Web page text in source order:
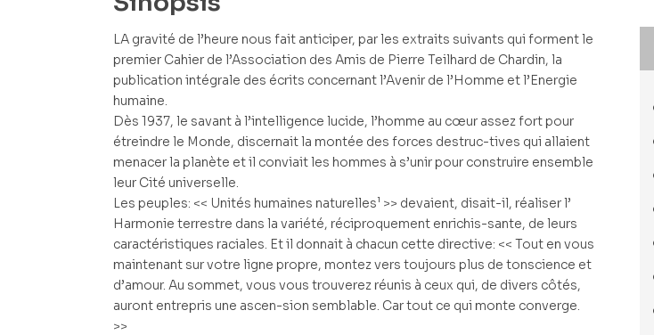
LA gravité de l’heure nous fait anticiper, par les extraits suivants qui forment le
premier Cahier de l’Association des Amis de Pierre Teilhard de Chardin, la
publication intégrale des écrits concernant l’Avenir de l’Homme et l’Energie
humaine.
Dès 1937, le savant à l’intelligence lucide, l’homme au cœur assez fort pour
étreindre le Monde, discernait la montée des forces destruc-tives qui allaient
menacer la planète et il conviait les hommes à s’unir pour construire ensemble
leur Cité universelle.
Les peuples: << Unités humaines naturelles¹ >> devaient, disait-il, réaliser l’
Harmonie terrestre dans la variété, réciproquement enrichis-sante, de leurs
caractéristiques raciales. Et il donnait à chacun cette directive: << Tout en vous
maintenant sur votre ligne propre, montez vers toujours plus de tonscience et
d’amour. Au sommet, vous vous trouverez réunis à ceux qui, de divers côtés,
auront entrepris une ascen-sion semblable. Car tout ce qui monte converge.
>>